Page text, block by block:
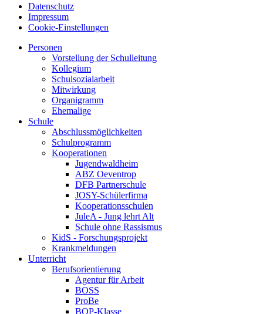
Datenschutz
Impressum
Cookie-Einstellungen
Personen
Vorstellung der Schulleitung
Kollegium
Schulsozialarbeit
Mitwirkung
Organigramm
Ehemalige
Schule
Abschlussmöglichkeiten
Schulprogramm
Kooperationen
Jugendwaldheim
ABZ Oeventrop
DFB Partnerschule
JOSY-Schülerfirma
Kooperationsschulen
JuleA - Jung lehrt Alt
Schule ohne Rassismus
KidS - Forschungsprojekt
Krankmeldungen
Unterricht
Berufsorientierung
Agentur für Arbeit
BOSS
ProBe
BOP-Klasse